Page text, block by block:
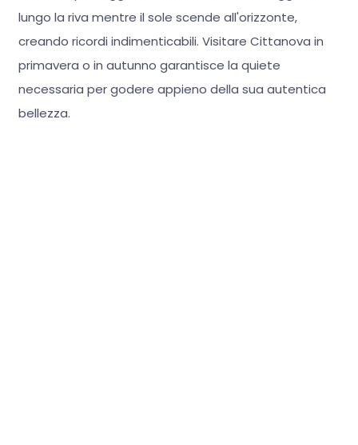
lungo la riva mentre il sole scende all'orizzonte,
creando ricordi indimenticabili. Visitare Cittanova in
primavera o in autunno garantisce la quiete
necessaria per godere appieno della sua autentica
bellezza.